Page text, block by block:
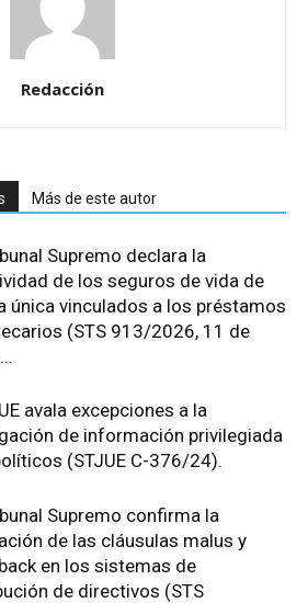
Redacción
Más de este autor
Supremo declara la
de los seguros de vida de
única vinculados a los préstamos
(STS 913/2026, 11 de
avala excepciones a la
de información privilegiada
(STJUE C-376/24).
Supremo confirma la
de las cláusulas malus y
en los sistemas de
de directivos (STS